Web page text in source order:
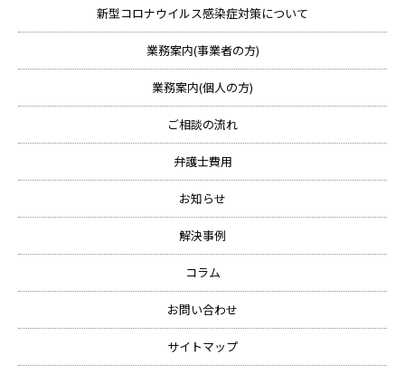
新型コロナウイルス感染症対策について
業務案内(事業者の方)
業務案内(個人の方)
ご相談の流れ
弁護士費用
お知らせ
解決事例
コラム
お問い合わせ
サイトマップ